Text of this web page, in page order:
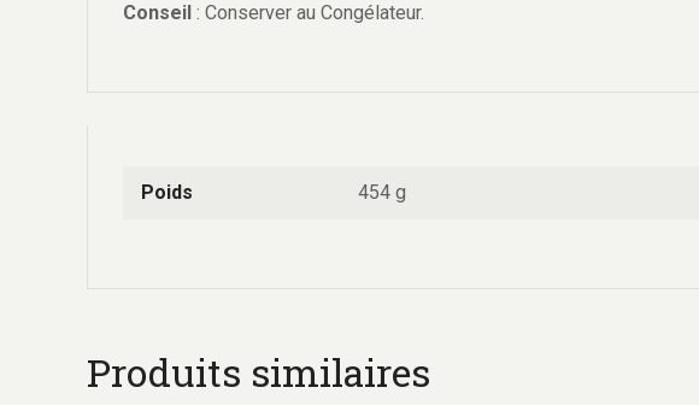
Conseil : Conserver au Congélateur.
Poids 454 g
Produits similaires